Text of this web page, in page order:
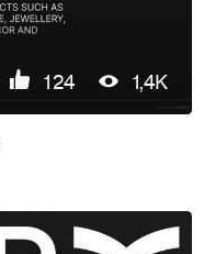
124 1,4K